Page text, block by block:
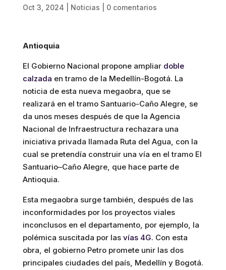
Oct 3, 2024 Noticias 0 comentarios
Antioquia
El Gobierno Nacional propone ampliar doble
calzada en tramo de la Medellín-Bogotá. La
noticia de esta nueva megaobra, que se
realizará en el tramo Santuario-Caño Alegre, se
da unos meses después de que la Agencia
Nacional de Infraestructura rechazara una
iniciativa privada llamada Ruta del Agua, con la
cual se pretendía construir una vía en el tramo El
Santuario–Caño Alegre, que hace parte de
Antioquia.
Esta megaobra surge también, después de las
inconformidades por los proyectos viales
inconclusos en el departamento, por ejemplo, la
polémica suscitada por las vías 4G. Con esta
obra, el gobierno Petro promete unir las dos
principales ciudades del país, Medellín y Bogotá.